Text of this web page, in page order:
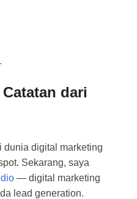
dari
dunia digital marketing
Sekarang, saya
— digital marketing
lead generation.